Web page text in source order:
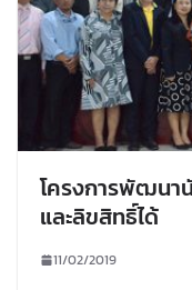
โครงการพัฒนา
และลิขสิทธิ์ได้
11/02/2019